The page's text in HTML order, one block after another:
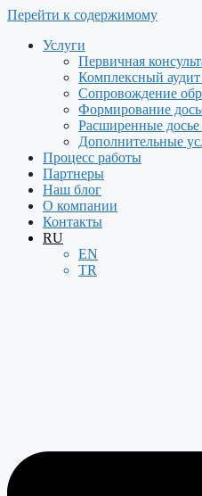
Перейти к содержимому
Услуги
Первичная
Комплексный аудит
Сопровождение
Формирование
Расширенные
Дополнительные
Процесс работы
Партнеры
Наш блог
О компании
Контакты
RU
EN
TR